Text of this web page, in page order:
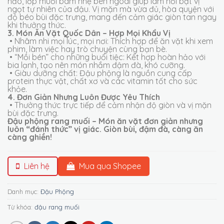
ngọt tự nhiên của đậu. Vị mặn mà vừa đủ, hòa quyện với
độ béo bùi đặc trưng, mang đến cảm giác giòn tan ngay
khi thưởng thức.
3. Món Ăn Vặt Quốc Dân – Hợp Mọi Khẩu Vị
• Nhâm nhi mọi lúc, mọi nơi: Thích hợp để ăn vặt khi xem
phim, làm việc hay trò chuyện cùng bạn bè.
• “Mồi bén” cho những buổi tiệc: Kết hợp hoàn hảo với
bia lạnh, tạo nên món nhắm đậm đà, khó cưỡng.
• Giàu dưỡng chất: Đậu phộng là nguồn cung cấp
protein thực vật, chất xơ và các vitamin tốt cho sức
khỏe.
4. Đơn Giản Nhưng Luôn Được Yêu Thích
• Thưởng thức trực tiếp để cảm nhận độ giòn và vị mặn
bùi đặc trưng.
Đậu phộng rang muối – Món ăn vặt đơn giản nhưng
luôn “đánh thức” vị giác. Giòn bùi, đậm đà, càng ăn
càng ghiền!
Liên hệ Mua qua Shopee
Danh mục: Đậu Phộng
Từ khóa: đậu rang muối